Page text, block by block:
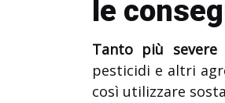
le
Tanto più severe
pesticidi e altri
così utilizzare